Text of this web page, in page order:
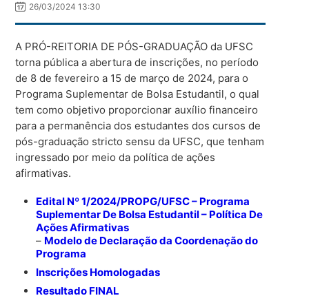
26/03/2024 13:30
A PRÓ-REITORIA DE PÓS-GRADUAÇÃO da UFSC
torna pública a abertura de inscrições, no período
de 8 de fevereiro a 15 de março de 2024, para o
Programa Suplementar de Bolsa Estudantil, o qual
tem como objetivo proporcionar auxílio financeiro
para a permanência dos estudantes dos cursos de
pós-graduação stricto sensu da UFSC, que tenham
ingressado por meio da política de ações
afirmativas.
Edital Nº 1/2024/PROPG/UFSC – Programa
Suplementar De Bolsa Estudantil – Política De
Ações Afirmativas
– Modelo de Declaração da Coordenação do
Programa
Inscrições Homologadas
Resultado FINAL